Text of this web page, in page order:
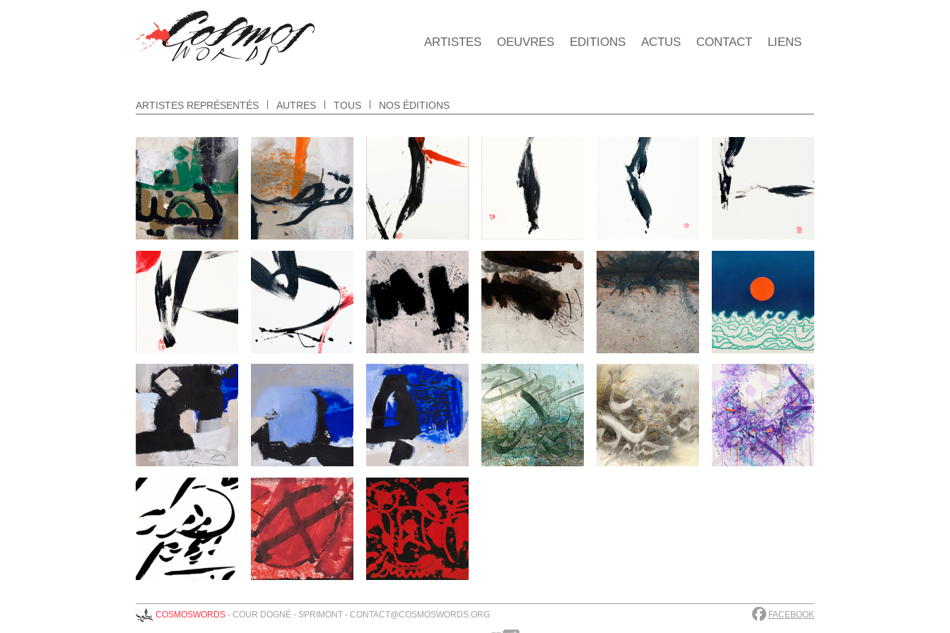
ARTISTES OEUVRES EDITIONS ACTUS CONTACT LIENS
ARTISTES REPRÉSENTÉS AUTRES TOUS NOS ÉDITIONS
COSMOSWORDS - COUR DOGNÉ - SPRIMONT - CONTACT@COSMOSWORDS.ORG FACEBOOK